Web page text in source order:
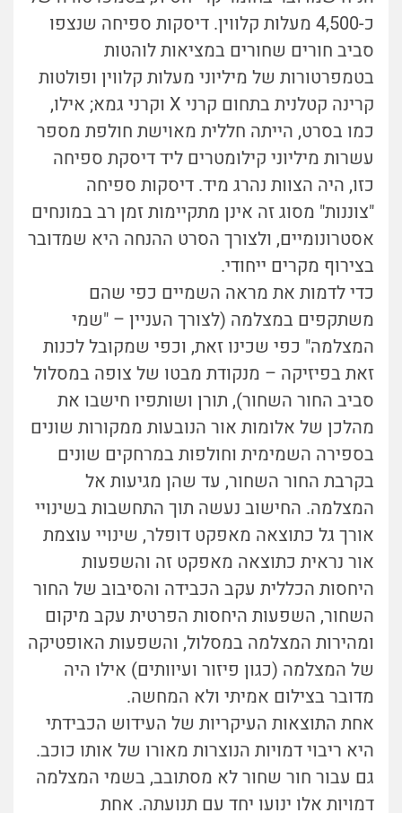
כ-4,500 מעלות קלווין. דיסקות ספיחה שנצפו
סביב חורים שחורים במציאות לוהטות
בטמפרטורות של מיליוני מעלות קלווין ופולטות
קרינה קטלנית בתחום קרני X וקרני גמא; אילו,
כמו בסרט, הייתה חללית מאוישת חולפת מספר
עשרות מיליוני קילומטרים ליד דיסקת ספיחה
כזו, היה הצוות נהרג מיד. דיסקות ספיחה
"צוננות" מסוג זה אינן מתקיימות זמן רב במונחים
אסטרונומיים, ולצורך הסרט ההנחה היא שמדובר
בצירוף מקרים ייחודי.
כדי לדמות את מראה השמיים כפי שהם
משתקפים במצלמה (לצורך העניין – "שמי
המצלמה" כפי שכינו זאת, וכפי שמקובל לכנות
זאת בפיזיקה – מנקודת מבטו של צופה במסלול
סביב החור השחור), תורן ושותפיו חישבו את
מהלכן של אלומות אור הנובעות ממקורות שונים
בספירה השמימית וחולפות במרחקים שונים
בקרבת החור השחור, עד שהן מגיעות אל
המצלמה. החישוב נעשה תוך התחשבות בשינויי
אורך גל כתוצאה מאפקט דופלר, שינויי עוצמת
אור נראית כתוצאה מאפקט זה והשפעות
היחסות הכללית עקב הכבידה והסיבוב של החור
השחור, השפעות היחסות הפרטית עקב מיקום
ומהירות המצלמה במסלול, והשפעות האופטיקה
של המצלמה (כגון פיזור ועיוותים) אילו היה
מדובר בצילום אמיתי ולא המחשה.
אחת התוצאות העיקריות של העידוש הכבידתי
היא ריבוי דמויות הנוצרות מאורו של אותו כוכב.
גם עבור חור שחור לא מסתובב, בשמי המצלמה
דמויות אלו ינועו יחד עם תנועתה. אחת